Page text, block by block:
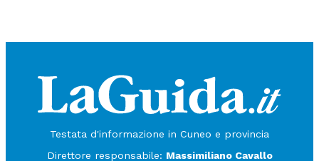
Testata d'informazione in Cuneo e provincia
Direttore responsabile: Massimiliano Cavallo